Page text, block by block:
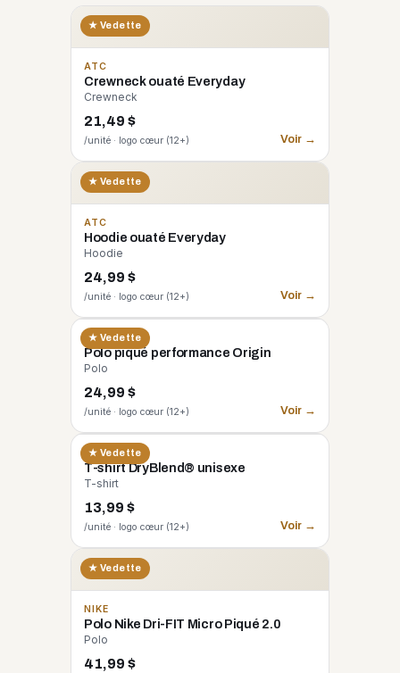
★ Vedette
ATC
Crewneck ouaté Everyday
Crewneck
21,49 $
/unité · logo cœur (12+) Voir →
★ Vedette
ATC
Hoodie ouaté Everyday
Hoodie
24,99 $
/unité · logo cœur (12+) Voir →
★ Vedette
CORE 365
Polo piqué performance Origin
Polo
24,99 $
/unité · logo cœur (12+) Voir →
★ Vedette
GILDAN
T-shirt DryBlend® unisexe
T-shirt
13,99 $
/unité · logo cœur (12+) Voir →
★ Vedette
NIKE
Polo Nike Dri-FIT Micro Piqué 2.0
Polo
41,99 $